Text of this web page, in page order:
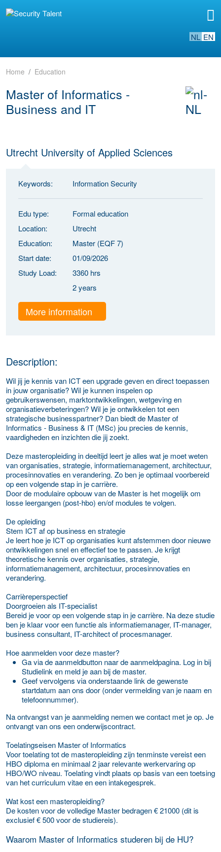
NL EN
Home Education
Master of Informatics -
Business and IT
Utrecht University of Applied Sciences
Keywords: Information Security
Edu type:
Formal education
Location:
Utrecht
Education:
Master (EQF 7)
Start date:
01/09/2026
Study Load:
3360 hrs
2 years
More information
Description:
Wil jij je kennis van ICT een upgrade geven en direct toepassen
in jouw organisatie? Wil je kunnen inspelen op
gebruikerswensen, marktontwikkelingen, wetgeving en
organisatieverbeteringen? Wil je je ontwikkelen tot een
strategische businesspartner? Dan biedt de Master of
Informatics - Business & IT (MSc) jou precies de kennis,
vaardigheden en inzichten die jij zoekt.
Deze masteropleiding in deeltijd leert je alles wat je moet weten
van organisaties, strategie, informatiemanagement, architectuur,
procesinnovaties en verandering. Zo ben je optimaal voorbereid
op een volgende stap in je carrière.
Door de modulaire opbouw van de Master is het mogelijk om
losse leergangen (post-hbo) en/of modules te volgen.
De opleiding
Stem ICT af op business en strategie
Je leert hoe je ICT op organisaties kunt afstemmen door nieuwe
ontwikkelingen snel en effectief toe te passen. Je krijgt
theoretische kennis over organisaties, strategie,
informatiemanagement, architectuur, procesinnovaties en
verandering.
Carrièreperspectief
Doorgroeien als IT-specialist
Bereid je voor op een volgende stap in je carrière. Na deze studie
ben je klaar voor een functie als informatiemanager, IT-manager,
business consultant, IT-architect of procesmanager.
Hoe aanmelden voor deze master?
Ga via de aanmeldbutton naar de aanmeldpagina. Log in bij
Studielink en meld je aan bij de master.
Geef vervolgens via onderstaande link de gewenste
startdatum aan ons door (onder vermelding van je naam en
telefoonnummer).
Na ontvangst van je aanmelding nemen we contact met je op. Je
ontvangt van ons een onderwijscontract.
Toelatingseisen Master of Informatics
Voor toelating tot de masteropleiding zijn tenminste vereist een
HBO diploma en minimaal 2 jaar relevante werkervaring op
HBO/WO niveau. Toelating vindt plaats op basis van een toetsing
van het curriculum vitae en een intakegesprek.
Wat kost een masteropleiding?
De kosten voor de volledige Master bedragen € 21000 (dit is
exclusief € 500 voor de studiereis).
Waarom Master of Informatics studeren bij de HU?